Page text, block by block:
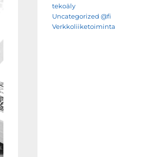
tekoäly
Uncategorized @fi
Verkkoliiketoiminta